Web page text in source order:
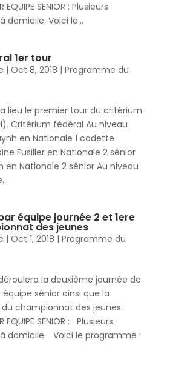
EQUIPE SENIOR : Plusieurs
domicile. Voici le...
1er tour
| Oct 8, 2018 | Programme du
lieu le premier tour du critérium
Critérium fédéral Au niveau
en Nationale 1 cadette
Fusiller en Nationale 2 sénior
en Nationale 2 sénior Au niveau
équipe journée 2 et 1ere
des jeunes
| Oct 1, 2018 | Programme du
la deuxième journée de
sénior ainsi que la
championnat des jeunes.
EQUIPE SENIOR : Plusieurs
domicile. Voici le programme :